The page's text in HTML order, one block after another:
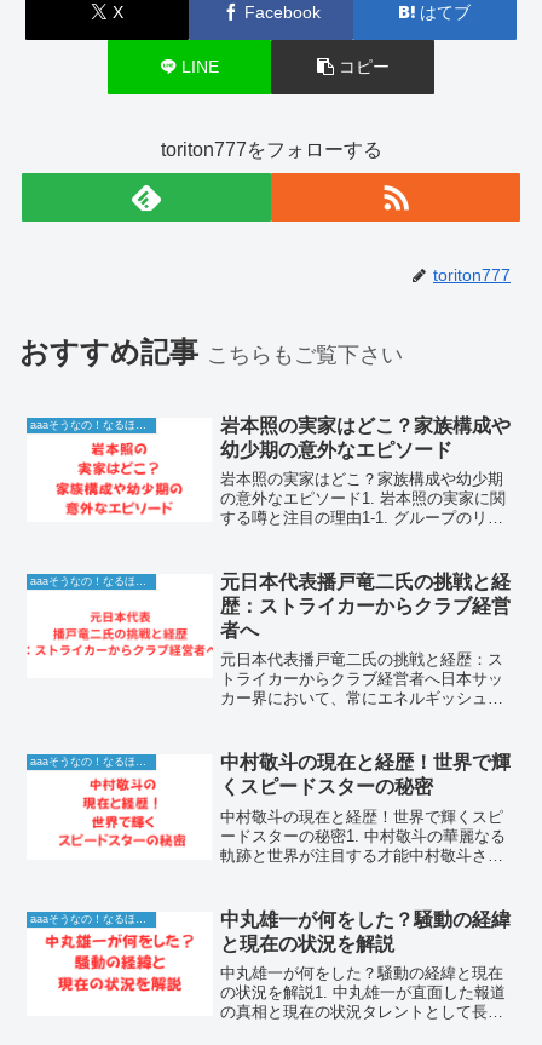
X Facebook はてブ
LINE コピー
toriton777をフォローする
toriton777
おすすめ記事 こちらもご覧下さい
岩本照の実家はどこ？家族構成や
幼少期の意外なエピソード
岩本照の実家はどこ？家族構成や幼少期
の意外なエピソード1. 岩本照の実家に関
する噂と注目の理由1-1. グループのリー
は常にファンの関心を集めています。特
に、彼がどのよ...
aaaそうなの！なるほど！情報
元日本代表播戸竜二氏の挑戦と経
歴：ストライカーからクラブ経営
者へ
元日本代表播戸竜二氏の挑戦と経歴：ス
トライカーからクラブ経営者へ日本サッ
カー界において、常にエネルギッシュな
て、ゴールネットを揺らし続け、サポー
ターの心を熱くさせてきま...
aaaそうなの！なるほど！情報
中村敬斗の現在と経歴！世界で輝
くスピードスターの秘密
中村敬斗の現在と経歴！世界で輝くスピ
ードスターの秘密1. 中村敬斗の華麗なる
軌跡と世界が注目する才能中村敬斗さん
でも多くの観客を魅了し続けているフッ
トボール選手です。若...
中丸雄一が何をした？騒動の経緯
と現在の状況を解説
中丸雄一が何をした？騒動の経緯と現在
の状況を解説1. 中丸雄一が直面した報道
の真相と現在の状況タレントとして長